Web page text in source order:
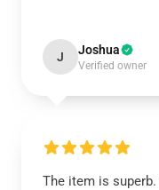
J Joshua
Verified owner
The item is superb.